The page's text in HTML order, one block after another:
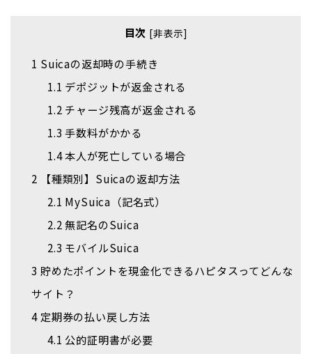
目次 [非表示]
1 Suicaの返却時の手続き
1.1 デポジットが返金される
1.2 チャージ残高が返金される
1.3 手数料がかかる
1.4本人が死亡している場合
2 【種類別】Suicaの返却方法
2.1 MySuica（記名式）
2.2無記名のSuica
2.3 モバイルSuica
3 貯めたポイントを現金化できるハピタスってどんな
サイト？
4 定期券の払い戻し方法
4.1 公的証明書が必要